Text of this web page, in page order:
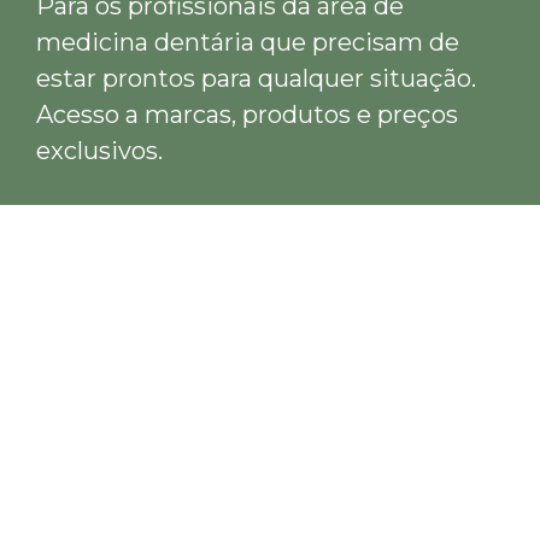
medicina dentária que precisam de
estar prontos para qualquer situação.
Acesso a marcas, produtos e preços
exclusivos.